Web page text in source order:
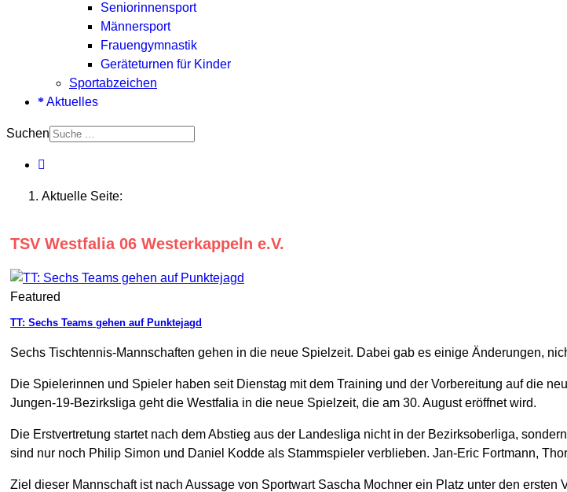
Seniorinnensport
Männersport
Frauengymnastik
Geräteturnen für Kinder
Sportabzeichen
Aktuelles
Suchen
Aktuelle Seite:
TSV Westfalia 06 Westerkappeln e.V.
Featured
TT: Sechs Teams gehen auf Punktejagd
Sechs Tischtennis-Mannschaften gehen in die neue Spielzeit. Dabei gab es einige Änderungen,
Die Spielerinnen und Spieler haben seit Dienstag mit dem Training und der Vorbereitung auf die
Jungen-19-Bezirksliga geht die Westfalia in die neue Spielzeit, die am 30. August eröffnet wird.
Die Erstvertretung startet nach dem Abstieg aus der Landesliga nicht in der Bezirksoberliga,
sind nur noch Philip Simon und Daniel Kodde als Stammspieler verblieben. Jan-Eric Fortmann,
Ziel dieser Mannschaft ist nach Aussage von Sportwart Sascha Mochner ein Platz unter den